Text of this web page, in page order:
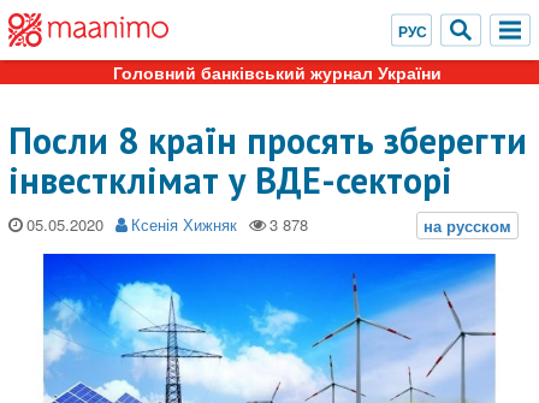
Головний банківський журнал України
Посли 8 країн просять зберегти
інвестклімат у ВДЕ-секторі
05.05.2020 Ксенія Хижняк